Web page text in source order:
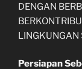
DENGAN
LINGKUNGAN
Persiapan